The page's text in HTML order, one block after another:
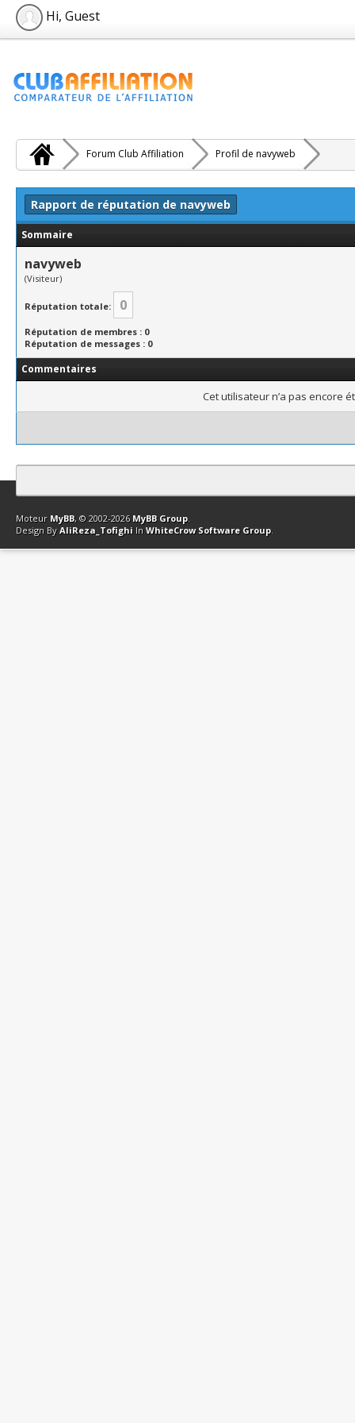
Hi, Guest
Forum Club Affiliation Profil de navyweb
Rapport de réputation de navyweb
Sommaire
navyweb
(Visiteur)
Réputation totale: 0
Réputation de membres : 0
Réputation de messages : 0
Commentaires
Cet utilisateur n’a pas encore
Contact Club Affiliation Retourner en haut Version bas-débit
Moteur MyBB, © 2002-2026 MyBB Group.
Design By AliReza_Tofighi In WhiteCrow Software Group.